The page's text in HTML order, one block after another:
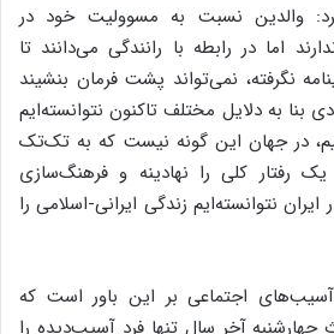
والدین نسبت به مسوولیت خود در
اما در رابطه با رانندگی می‌دانند تا
نگرفته، نمی‌تواند پشت فرمان بنشیند
به دلایل مختلف تاکنون نتوانسته‌ایم
در جهان این گونه نیست که به تک‌تک
رفتار کلی را نهادینه و فرهنگ‌سازی
نتوانسته‌ایم زندگی ایرانی-اسلامی را
اجتماعی بر این باور است که
آخر سال تنها فرد آسیب‌دیده را